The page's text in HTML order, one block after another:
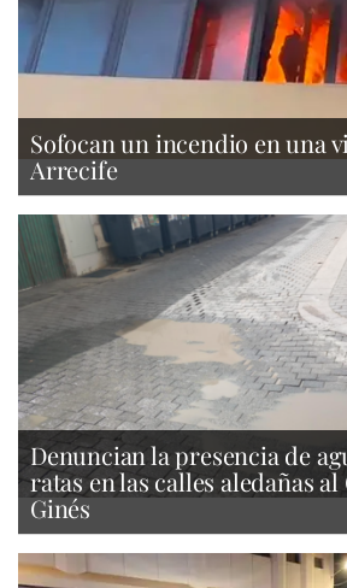
Sofocan un incendio en una
Arrecife
Denuncian la presencia de
ratas en las calles aledañas
Ginés